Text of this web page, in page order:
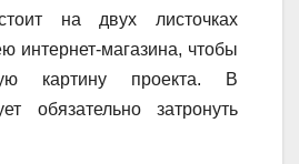
на двух листочках
интернет-магазина, чтобы
картину проекта. В
обязательно затронуть